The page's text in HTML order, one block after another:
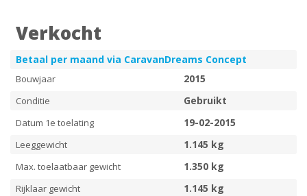
Verkocht
Betaal per maand via CaravanDreams Concept
Bouwjaar 2015
Conditie Gebruikt
Datum 1e toelating 19-02-2015
Leeggewicht 1.145 kg
Max. toelaatbaar gewicht 1.350 kg
Rijklaar gewicht 1.145 kg